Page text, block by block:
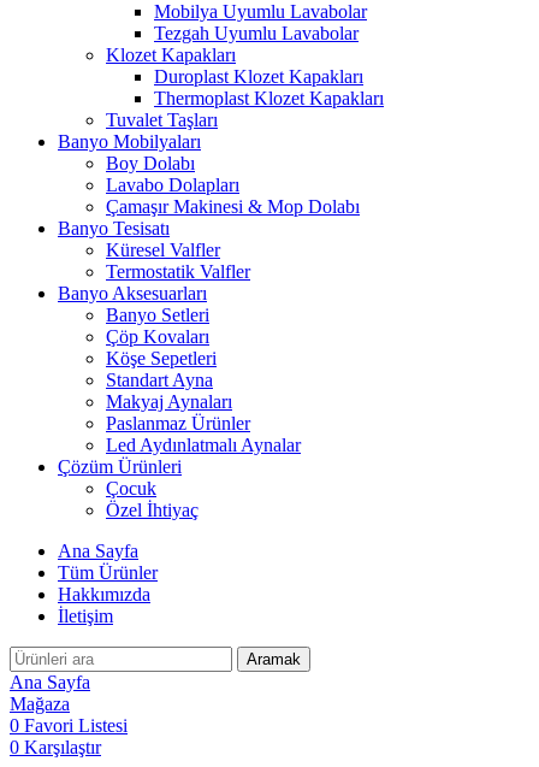
Mobilya Uyumlu Lavabolar
Tezgah Uyumlu Lavabolar
Klozet Kapakları
Duroplast Klozet Kapakları
Thermoplast Klozet Kapakları
Tuvalet Taşları
Banyo Mobilyaları
Boy Dolabı
Lavabo Dolapları
Çamaşır Makinesi & Mop Dolabı
Banyo Tesisatı
Küresel Valfler
Termostatik Valfler
Banyo Aksesuarları
Banyo Setleri
Çöp Kovaları
Köşe Sepetleri
Standart Ayna
Makyaj Aynaları
Paslanmaz Ürünler
Led Aydınlatmalı Aynalar
Çözüm Ürünleri
Çocuk
Özel İhtiyaç
Ana Sayfa
Tüm Ürünler
Hakkımızda
İletişim
Aramak
Ana Sayfa
Mağaza
0 Favori Listesi
0 Karşılaştır